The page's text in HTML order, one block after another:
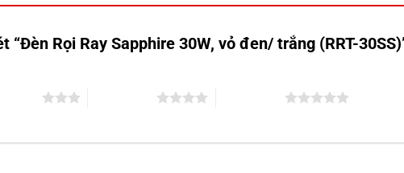
“Đèn Rọi Ray Sapphire 30W, vỏ đen/ trắng (RRT-